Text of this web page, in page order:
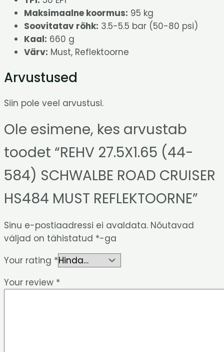
Maksimaalne koormus: 95 kg
Soovitatav rõhk: 3.5-5.5 bar (50-80 psi)
Kaal: 660 g
Värv: Must, Reflektoorne
Arvustused
Siin pole veel arvustusi.
Ole esimene, kes arvustab
toodet “REHV 27.5X1.65 (44-
584) SCHWALBE ROAD CRUISER
HS484 MUST REFLEKTOORNE”
Sinu e-postiaadressi ei avaldata. Nõutavad
väljad on tähistatud *-ga
Your rating *
Your review *